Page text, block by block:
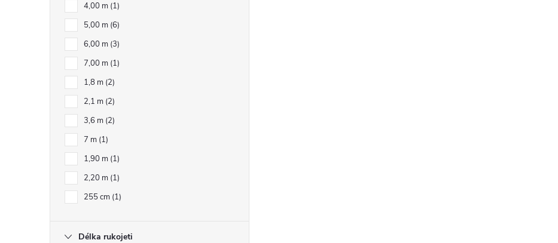
4,00 m 1
5,00 m 6
6,00 m 3
7,00 m 1
1,8 m 2
2,1 m 2
3,6 m 2
7 m 1
1,90 m 1
2,20 m 1
255 cm 1
Délka rukojeti